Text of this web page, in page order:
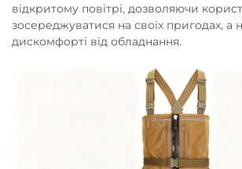
відкритому повітрі, дозволяючи
зосереджуватися на своїх пригодах, а
дискомфорті від обладнання.